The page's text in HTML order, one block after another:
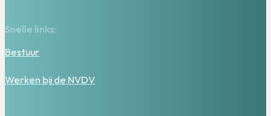
Snelle links:
Bestuur
Werken bij de NVDV